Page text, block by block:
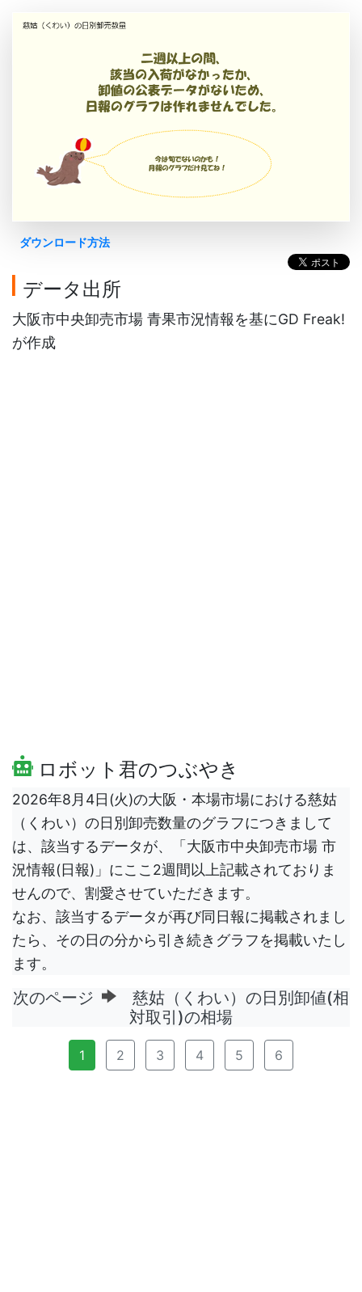
ダウンロード方法
データ出所
大阪市中央卸売市場 青果市況情報を基にGD Freak!
が作成
ロボット君のつぶやき
2026年8月4日(火)の大阪・本場市場における慈姑
（くわい）の日別卸売数量のグラフにつきまして
は、該当するデータが、「大阪市中央卸売市場 市
況情報(日報)」にここ2週間以上記載されておりま
せんので、割愛させていただきます。
なお、該当するデータが再び同日報に掲載されまし
たら、その日の分から引き続きグラフを掲載いたし
ます。
次のページ
慈姑（くわい）の日別卸値(相
対取引)の相場
1 2 3 4 5 6